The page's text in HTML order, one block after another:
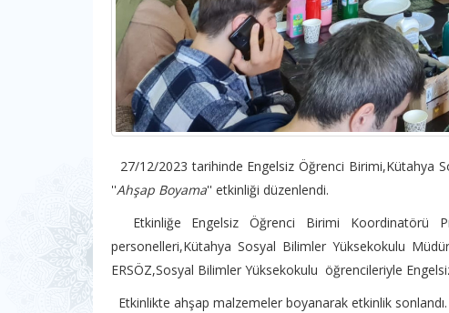
27/12/2023 tarihinde Engelsiz Öğrenci Birimi,Kütahya
''Ahşap Boyama'' etkinliği düzenlendi.
Etkinliğe Engelsiz Öğrenci Birimi Koordinatörü
personelleri,Kütahya Sosyal Bilimler Yüksekokulu
ERSÖZ,Sosyal Bilimler Yüksekokulu öğrencileriyle
Etkinlikte ahşap malzemeler boyanarak etkinlik sonlandı.